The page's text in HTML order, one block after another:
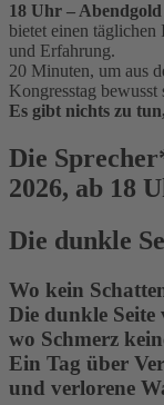
18 Uhr – Abendgold
bietet einen täglichen
und Erfahrung.
20 Minuten, um aus
Kongresstag bewusst
Es gibt nichts zu
Die
2026, ab 18
Die dunkle
Wo kein
Die dunkle
wo Schmerz
Ein Tag über
und verlorene